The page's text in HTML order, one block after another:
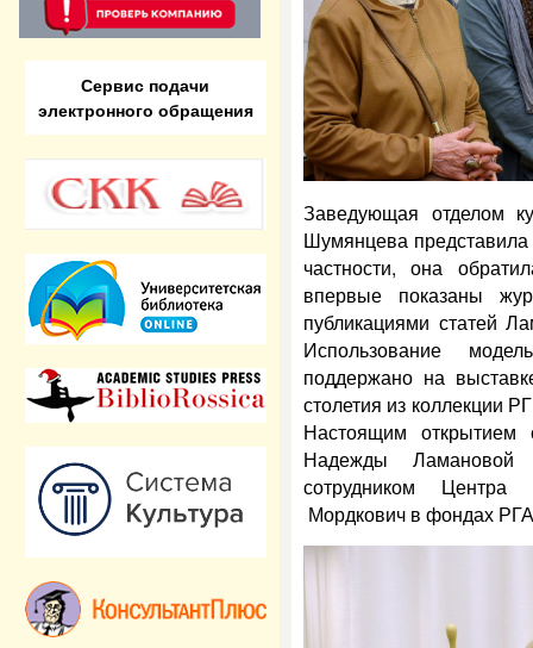
Сервис подачи
электронного обращения
Заведующая отделом
Шумянцева
частности, она
впервые показаны
публикациями статей
Использование
поддержано на
столетия из коллекции
Настоящим открытием
Надежды
сотрудником Центра
Мордкович в фондах